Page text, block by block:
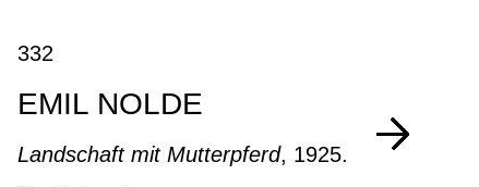
332
EMIL NOLDE
Landschaft mit Mutterpferd, 1925.